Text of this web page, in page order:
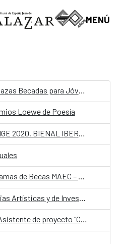
MENÚ
Loewe de Poesía
CONVOCATORIA CHALLENGE 2020. BIENAL IBEROAMERICANA DE DISEÑO
Convocatoria de los Programas de Becas MAEC – AECID 2021/2020
Convocatoria de Residencias Artísticas y de Investigación
Convocatoria de trabajo: Asistente de proyecto “Cartografías Líquidas”